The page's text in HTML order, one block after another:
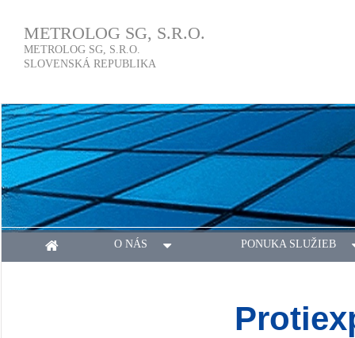
METROLOG SG, S.R.O.
METROLOG SG, S.R.O.
SLOVENSKÁ REPUBLIKA
O NÁS PONUKA SLUŽIEB